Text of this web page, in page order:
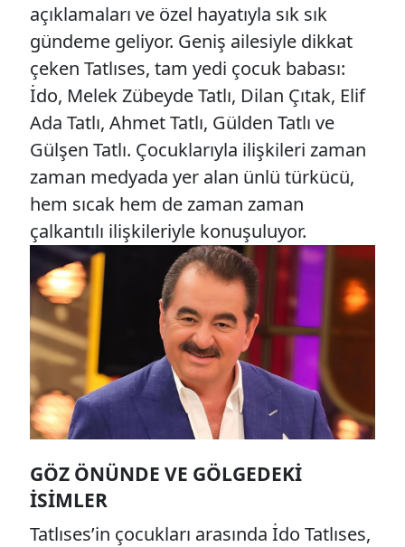
açıklamaları ve özel hayatıyla sık sık
gündeme geliyor. Geniş ailesiyle dikkat
çeken Tatlıses, tam yedi çocuk babası:
İdo, Melek Zübeyde Tatlı, Dilan Çıtak, Elif
Ada Tatlı, Ahmet Tatlı, Gülden Tatlı ve
Gülşen Tatlı. Çocuklarıyla ilişkileri zaman
zaman medyada yer alan ünlü türkücü,
hem sıcak hem de zaman zaman
çalkantılı ilişkileriyle konuşuluyor.
GÖZ ÖNÜNDE VE GÖLGEDEKI
İSIMLER
Tatlıses’in çocukları arasında İdo Tatlıses,